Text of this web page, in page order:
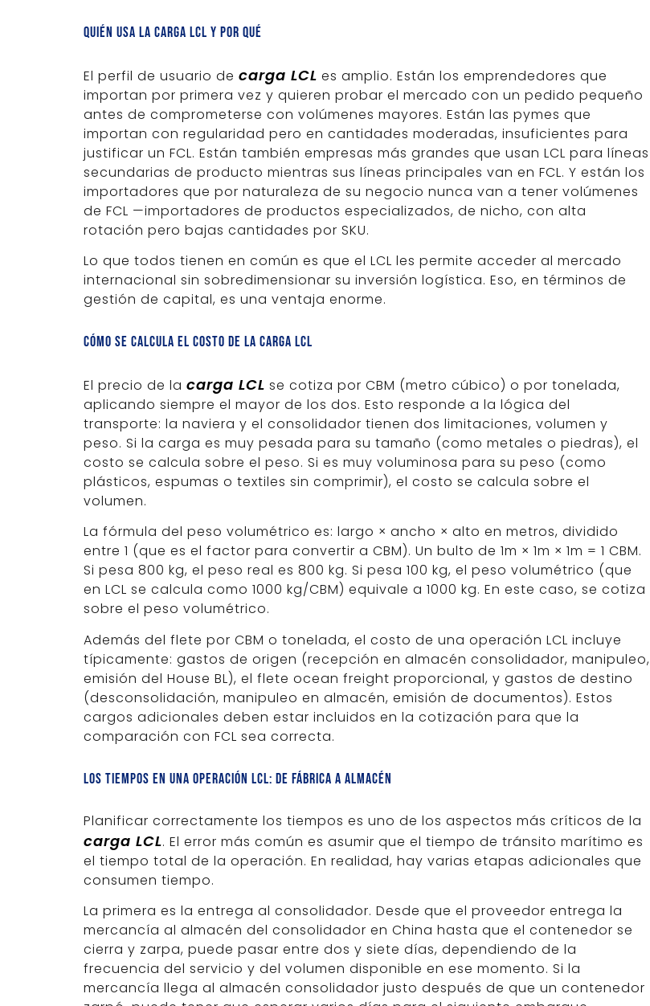
Quién usa la carga LCL y por qué
El perfil de usuario de carga LCL es amplio. Están los emprendedores que
importan por primera vez y quieren probar el mercado con un pedido pequeño
antes de comprometerse con volúmenes mayores. Están las pymes que
importan con regularidad pero en cantidades moderadas, insuficientes para
justificar un FCL. Están también empresas más grandes que usan LCL para líneas
secundarias de producto mientras sus líneas principales van en FCL. Y están los
importadores que por naturaleza de su negocio nunca van a tener volúmenes
de FCL —importadores de productos especializados, de nicho, con alta
rotación pero bajas cantidades por SKU.
Lo que todos tienen en común es que el LCL les permite acceder al mercado
internacional sin sobredimensionar su inversión logística. Eso, en términos de
gestión de capital, es una ventaja enorme.
Cómo se calcula el costo de la carga LCL
El precio de la carga LCL se cotiza por CBM (metro cúbico) o por tonelada,
aplicando siempre el mayor de los dos. Esto responde a la lógica del
transporte: la naviera y el consolidador tienen dos limitaciones, volumen y
peso. Si la carga es muy pesada para su tamaño (como metales o piedras), el
costo se calcula sobre el peso. Si es muy voluminosa para su peso (como
plásticos, espumas o textiles sin comprimir), el costo se calcula sobre el
volumen.
La fórmula del peso volumétrico es: largo × ancho × alto en metros, dividido
entre 1 (que es el factor para convertir a CBM). Un bulto de 1m × 1m × 1m = 1 CBM.
Si pesa 800 kg, el peso real es 800 kg. Si pesa 100 kg, el peso volumétrico (que
en LCL se calcula como 1000 kg/CBM) equivale a 1000 kg. En este caso, se cotiza
sobre el peso volumétrico.
Además del flete por CBM o tonelada, el costo de una operación LCL incluye
típicamente: gastos de origen (recepción en almacén consolidador, manipuleo,
emisión del House BL), el flete ocean freight proporcional, y gastos de destino
(desconsolidación, manipuleo en almacén, emisión de documentos). Estos
cargos adicionales deben estar incluidos en la cotización para que la
comparación con FCL sea correcta.
Los tiempos en una operación LCL: de fábrica a almacén
Planificar correctamente los tiempos es uno de los aspectos más críticos de la
carga LCL. El error más común es asumir que el tiempo de tránsito marítimo es
el tiempo total de la operación. En realidad, hay varias etapas adicionales que
consumen tiempo.
La primera es la entrega al consolidador. Desde que el proveedor entrega la
mercancía al almacén del consolidador en China hasta que el contenedor se
cierra y zarpa, puede pasar entre dos y siete días, dependiendo de la
frecuencia del servicio y del volumen disponible en ese momento. Si la
mercancía llega al almacén consolidador justo después de que un contenedor